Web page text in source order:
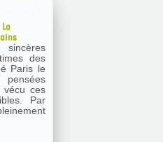
la
des
Paris le
ces
Par